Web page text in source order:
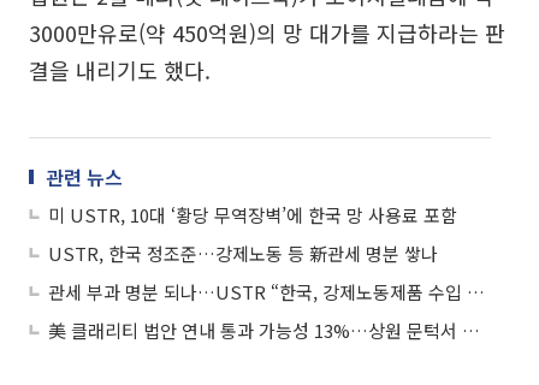
3000만유로(약 450억원)의 망 대가를 지급하라는 판
결을 내리기도 했다.
관련 뉴스
미 USTR, 10대 ‘황당 무역장벽’에 한국 망 사용료 포함
USTR, 한국 정조준…강제노동 등 新관세 명분 쌓나
관세 부과 명분 되나…USTR “한국, 강제노동제품 수입 금지 안 해”
美 클래리티 법안 연내 통과 가능성 13%…상원 문턱서 제동